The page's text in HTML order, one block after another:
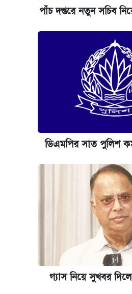
পাঁচ দপ্তরে নতুন সচিব
ডিএমপির সাত পুলিশ
গ্যাস নিয়ে সুখবর দিলেন